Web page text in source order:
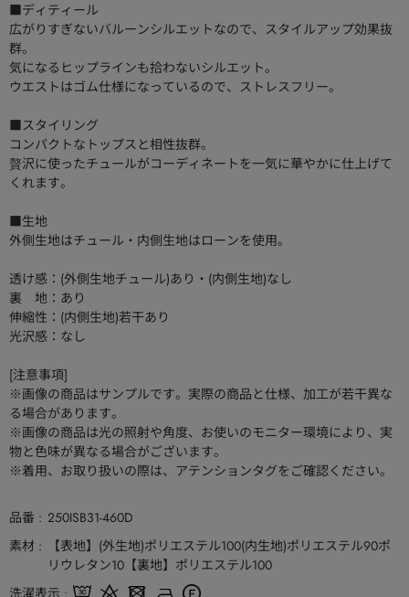
■ディティール
広がりすぎないバルーンシルエットなので、スタイルアップ効果抜
群。
気になるヒップラインも拾わないシルエット。
ウエストはゴム仕様になっているので、ストレスフリー。
■スタイリング
コンパクトなトップスと相性抜群。
贅沢に使ったチュールがコーディネートを一気に華やかに仕上げて
くれます。
■生地
外側生地はチュール・内側生地はローンを使用。
透け感：(外側生地チュール)あり・(内側生地)なし
裏 地：あり
伸縮性：(内側生地)若干あり
光沢感：なし
[注意事項]
※画像の商品はサンプルです。実際の商品と仕様、加工が若干異な
る場合があります。
※画像の商品は光の照射や角度、お使いのモニター環境により、実
物と色味が異なる場合がございます。
※着用、お取り扱いの際は、アテンションタグをご確認ください。
品番
250ISB31-460D
素材
【表地】(外生地)ポリエステル100(内生地)ポリエステル90ポ
リウレタン10【裏地】ポリエステル100